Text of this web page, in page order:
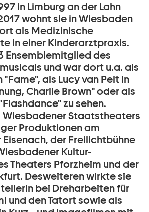
in Limburg an der Lahn
wohnt sie in Wiesbaden
als Medizinische
in einer Kinderarztpraxis.
Ensemblemitglied des
und war dort u.a. als
"Fame", als Lucy van Pelt in
Charlie Brown" oder als
zu sehen.
Wiesbadener Staatstheaters
Produktionen am
der Freilichtbühne
Kultur-
Theaters Pforzheim und der
Desweiteren wirkte sie
bei Dreharbeiten für
und den Tatort sowie als